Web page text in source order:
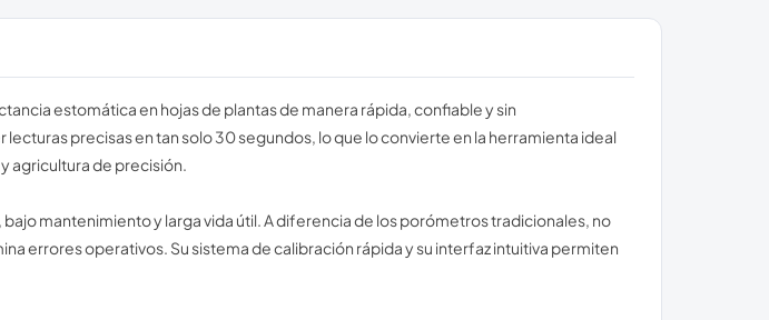
estomática en hojas de plantas de manera rápida, confiable y sin
precisas en tan solo 30 segundos, lo que lo convierte en la herramienta ideal
agricultura de precisión.
mantenimiento y larga vida útil. A diferencia de los porómetros tradicionales, no
errores operativos. Su sistema de calibración rápida y su interfaz intuitiva permiten